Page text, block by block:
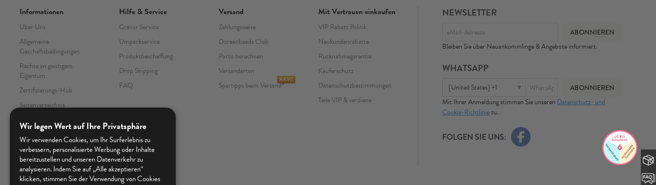
Wir legen Wert auf Ihre Privatsphäre
Wir verwenden Cookies, um Ihr Surferlebnis zu
verbessern, personalisierte Werbung oder Inhalte
bereitzustellen und unseren Datenverkehr zu
analysieren. Indem Sie auf „Alle akzeptieren“
klicken, stimmen Sie der Verwendung von Cookies
Informationen
Uber Uns
Allgemeine
Geschäftsbedingungen
Rechte an geistigem
Eigentum
Zertifizierungs-Hub
Seitenverzeichnis
Wissenszentrum
Hilfe & Service
Gravur Service
Umpackservice
Produktbeschaffung
Drop Shipping
FAQ
Versand
Zahlungsweise
Doreenbeads Club
Porto berechnen
Versandarten
Spartipps beim Versand
Mit Vertrauen einkaufen
VIP Rabatt Politik
Neukundenrabatte
Rücknahmegarantie
Käuferschutz
Datenschutzbestimmungen
Teile VIP & verdiene
NEWSLETTER
Bleiben Sie über Neuankömmlinge & Angebote informiert.
WHATSAPP
[United States] +1
Mit Ihrer Anmeldung stimmen Sie unserenDatenschutz- und
Cookie-Richtliniezu.
FOLGEN SIE UNS: